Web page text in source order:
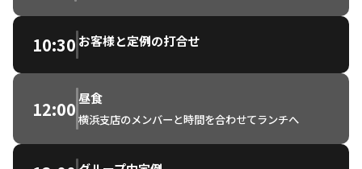
10:30 お客様と定例の打合せ
12:00昼食
横浜支店のメンバーと時間を合わせてランチへ